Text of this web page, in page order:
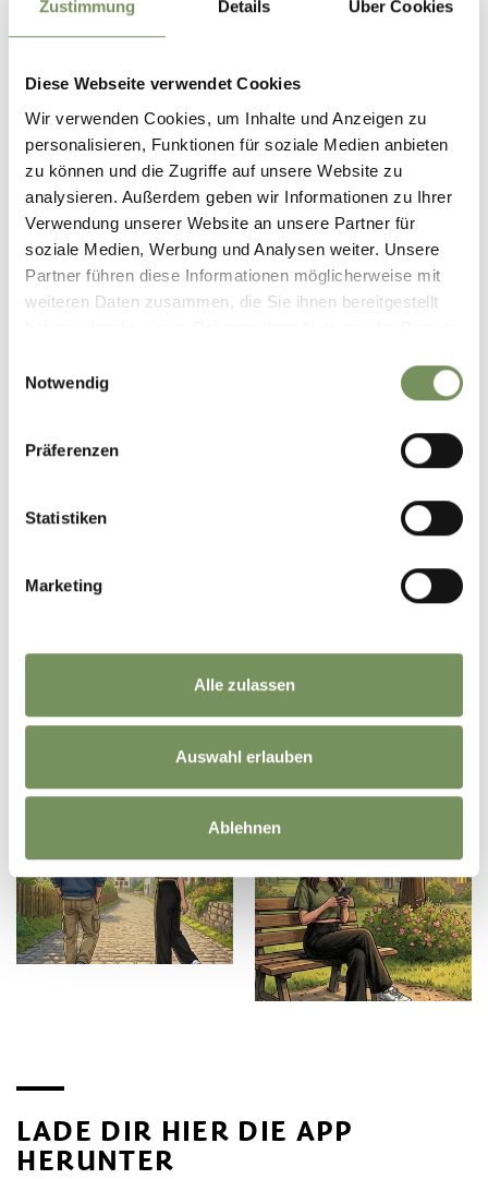
Zustimmung Details Über Cookies
Diese Webseite verwendet Cookies
Wir verwenden Cookies, um Inhalte und Anzeigen zu
personalisieren, Funktionen für soziale Medien anbieten
zu können und die Zugriffe auf unsere Website zu
analysieren. Außerdem geben wir Informationen zu Ihrer
Verwendung unserer Website an unsere Partner für
soziale Medien, Werbung und Analysen weiter. Unsere
Partner führen diese Informationen möglicherweise mit
weiteren Daten zusammen, die Sie ihnen bereitgestellt
Notwendig
Präferenzen
Statistiken
Marketing
Alle zulassen
Auswahl erlauben
Ablehnen
TAUCHE EIN IN DAS
OUTDOOR ESCAPE VÖRAN HÖRPROBE - GLUT
MP3 - 374,63 KB
LADE DIR HIER DIE APP
HERUNTER